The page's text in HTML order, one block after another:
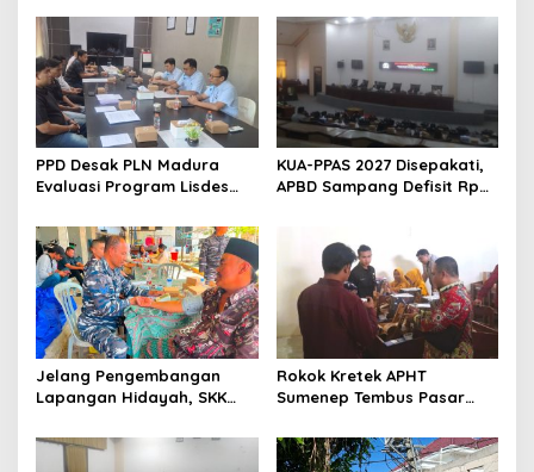
PPD Desak PLN Madura
Evaluasi Program Lisdes
KUA-PPAS 2027 Disepakati,
APBD Sampang Defisit Rp
Jelang Pengembangan
Lapangan Hidayah, SKK
Perkuat Sinergi dengan
Nelayan Sampang
Rokok Kretek APHT
Sumenep Tembus Pasar